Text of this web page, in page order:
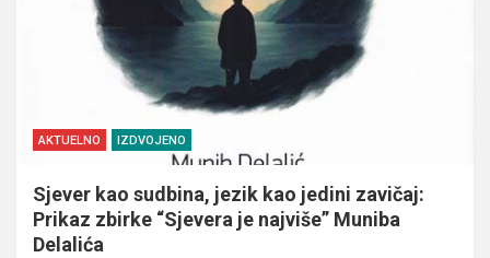
AKTUELNO IZDVOJENO
Sjever kao sudbina, jezik kao jedini zavičaj:
Prikaz zbirke “Sjevera je najviše” Muniba
Delalića